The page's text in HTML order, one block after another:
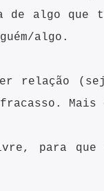
de algo que
algo.
relação
Mais
livre, para